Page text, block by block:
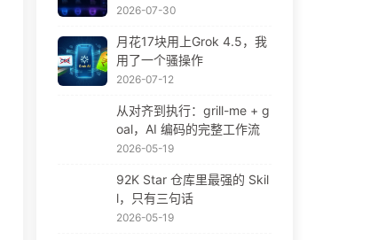
2026-07-30
月花17块用上Grok 4.5，我
用了一个骚操作
2026-07-12
从对齐到执行：grill-me + g
oal，AI 编码的完整工作流
2026-05-19
92K Star 仓库里最强的 Skil
l，只有三句话
2026-05-19